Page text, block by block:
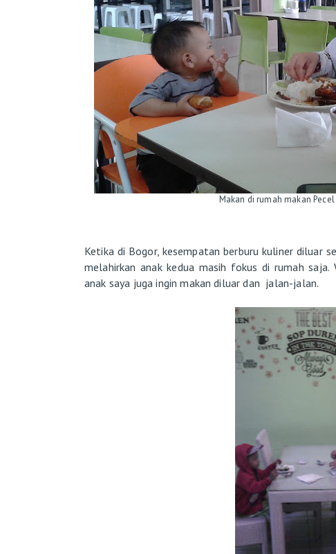
Makan di rumah makan
Ketika di Bogor, kesempatan berburu kuliner diluar
melahirkan anak kedua masih fokus di rumah
anak saya juga ingin makan diluar dan jalan-jalan.